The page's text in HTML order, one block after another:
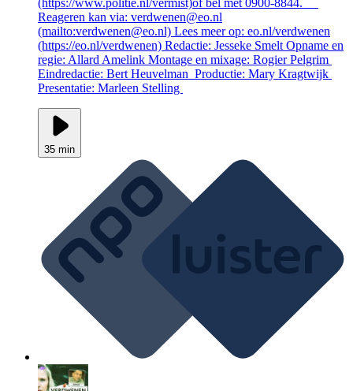
(https://www.politie.nl/vermist)of bel met 0900-8844.
Reageren kan via: verdwenen@eo.nl
(mailto:verdwenen@eo.nl) Lees meer op: eo.nl/verdwenen
(https://eo.nl/verdwenen) Redactie: Jesseke Smelt Opname en
regie: Allard Amelink Montage en mixage: Rogier Pelgrim
Eindredactie: Bert Heuvelman Productie: Mary Kragtwijk
Presentatie: Marleen Stelling
35 min